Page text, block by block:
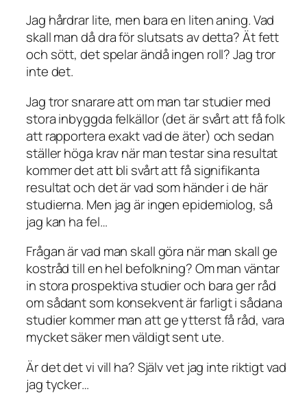
Jag hårdrar lite, men bara en liten aning. Vad
skall man då dra för slutsats av detta? Ät fett
och sött, det spelar ändå ingen roll? Jag tror
inte det.
Jag tror snarare att om man tar studier med
stora inbyggda felkällor (det är svårt att få folk
att rapportera exakt vad de äter) och sedan
ställer höga krav när man testar sina resultat
kommer det att bli svårt att få signifikanta
resultat och det är vad som händer i de här
studierna. Men jag är ingen epidemiolog, så
jag kan ha fel…
Frågan är vad man skall göra när man skall ge
kostråd till en hel befolkning? Om man väntar
in stora prospektiva studier och bara ger råd
om sådant som konsekvent är farligt i sådana
studier kommer man att ge ytterst få råd, vara
mycket säker men väldigt sent ute.
Är det det vi vill ha? Själv vet jag inte riktigt vad
jag tycker…